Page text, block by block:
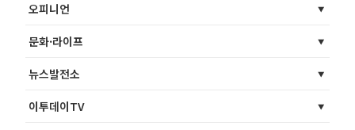
오피니언
문화·라이프
뉴스발전소
이투데이TV